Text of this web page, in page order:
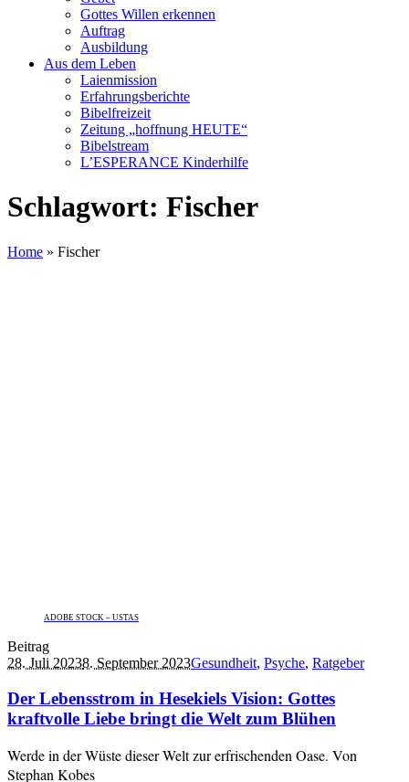
Gottes Willen erkennen
Auftrag
Ausbildung
Aus dem Leben
Laienmission
Erfahrungsberichte
Bibelfreizeit
Zeitung „hoffnung HEUTE“
Bibelstream
L’ESPERANCE Kinderhilfe
Schlagwort: Fischer
Home » Fischer
ADOBE STOCK – USTAS
Beitrag
28. Juli 20238. September 2023Gesundheit, Psyche, Ratgeber
Der Lebensstrom in Hesekiels Vision: Gottes
kraftvolle Liebe bringt die Welt zum Blühen
Werde in der Wüste dieser Welt zur erfrischenden Oase. Von
Stephan Kobes